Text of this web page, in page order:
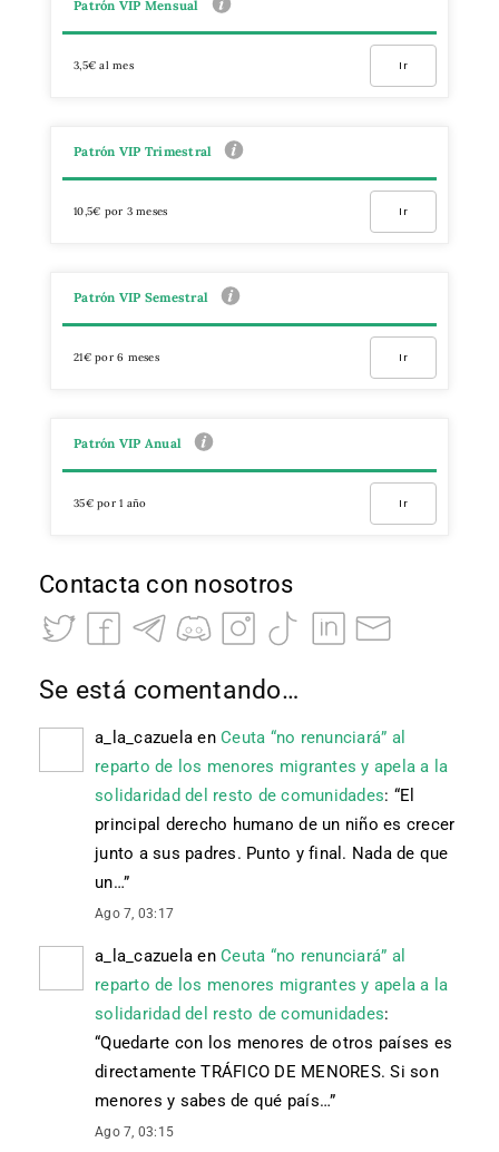
Patrón VIP Mensual
3,5€ al mes Ir
Patrón VIP Trimestral
10,5€ por 3 meses Ir
Patrón VIP Semestral
21€ por 6 meses Ir
Patrón VIP Anual
35€ por 1 año Ir
Contacta con nosotros
Se está comentando…
a_la_cazuela en Ceuta “no renunciará” al
reparto de los menores migrantes y apela a la
solidaridad del resto de comunidades: “El
principal derecho humano de un niño es crecer
junto a sus padres. Punto y final. Nada de que
un…”
Ago 7, 03:17
a_la_cazuela en Ceuta “no renunciará” al
reparto de los menores migrantes y apela a la
solidaridad del resto de comunidades:
“Quedarte con los menores de otros países es
directamente TRÁFICO DE MENORES. Si son
menores y sabes de qué país…”
Ago 7, 03:15